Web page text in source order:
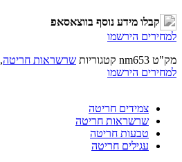
קבלו מידע נוסף בווצאסאפ
למחירים הירשמו
מק"ט nm653 קטגוריות שרשראות חריטה,
למחירים הירשמו
צמידים חריטה
שרשראות חריטה
טבעות חריטה
עגילים חריטה